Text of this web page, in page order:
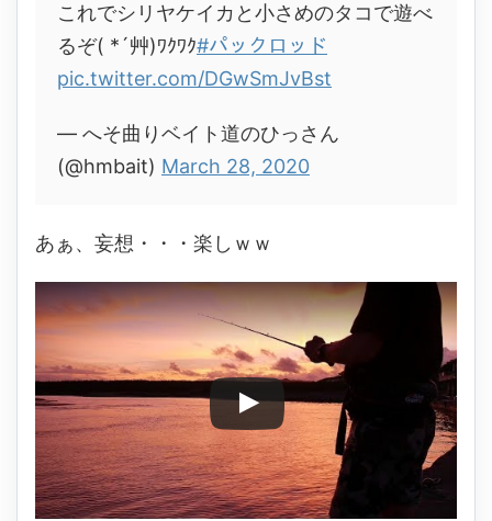
これでシリヤケイカと小さめのタコで遊べ
るぞ( *´艸)ﾜｸﾜｸ#パックロッド
pic.twitter.com/DGwSmJvBst
— へそ曲りベイト道のひっさん
(@hmbait) March 28, 2020
あぁ、妄想・・・楽しｗｗ